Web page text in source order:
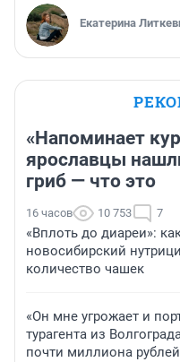
Екатерина
«Напоминает
ярославцы
гриб — что это
16 часов 10 753 7
«Вплоть до диареи»:
новосибирский
количество чашек
«Он мне угрожает и
турагента из
почти миллиона рублей